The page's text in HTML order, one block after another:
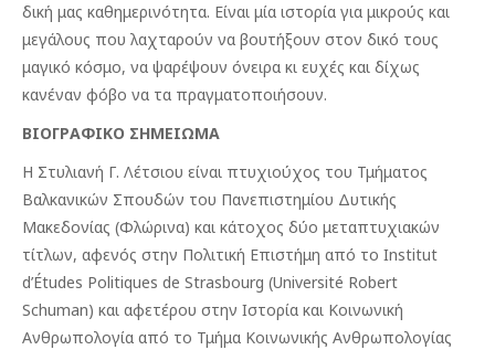
δική μας καθημερινότητα. Είναι μία ιστορία για μικρούς και
μεγάλους που λαχταρούν να βουτήξουν στον δικό τους
μαγικό κόσμο, να ψαρέψουν όνειρα κι ευχές και δίχως
κανέναν φόβο να τα πραγματοποιήσουν.
ΒΙΟΓΡΑΦΙΚΟ ΣΗΜΕΙΩΜΑ
Η Στυλιανή Γ. Λέτσιου είναι πτυχιούχος του Τμήματος
Βαλκανικών Σπουδών του Πανεπιστημίου Δυτικής
Μακεδονίας (Φλώρινα) και κάτοχος δύο μεταπτυχιακών
τίτλων, αφενός στην Πολιτική Επιστήμη από το Institut
d’Études Politiques de Strasbourg (Université Robert
Schuman) και αφετέρου στην Ιστορία και Κοινωνική
Ανθρωπολογία από το Τμήμα Κοινωνικής Ανθρωπολογίας